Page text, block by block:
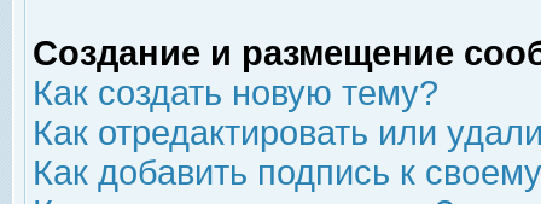
Создание и размещение
Как создать новую тему?
Как отредактировать или
Как добавить подпись к